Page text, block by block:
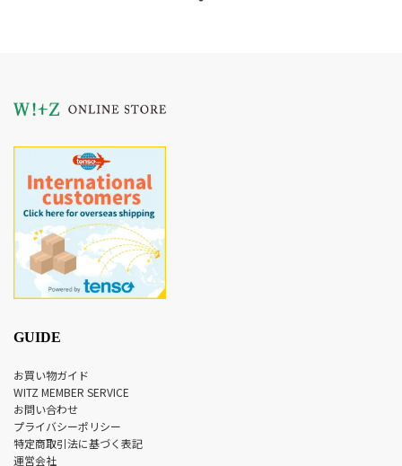
GUIDE
お買い物ガイド
WITZ MEMBER SERVICE
お問い合わせ
プライバシーポリシー
特定商取引法に基づく表記
運営会社